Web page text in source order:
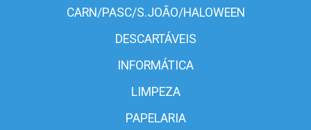
CARN/PASC/S.JOÃO/HALOWEEN
DESCARTÁVEIS
INFORMÁTICA
LIMPEZA
PAPELARIA